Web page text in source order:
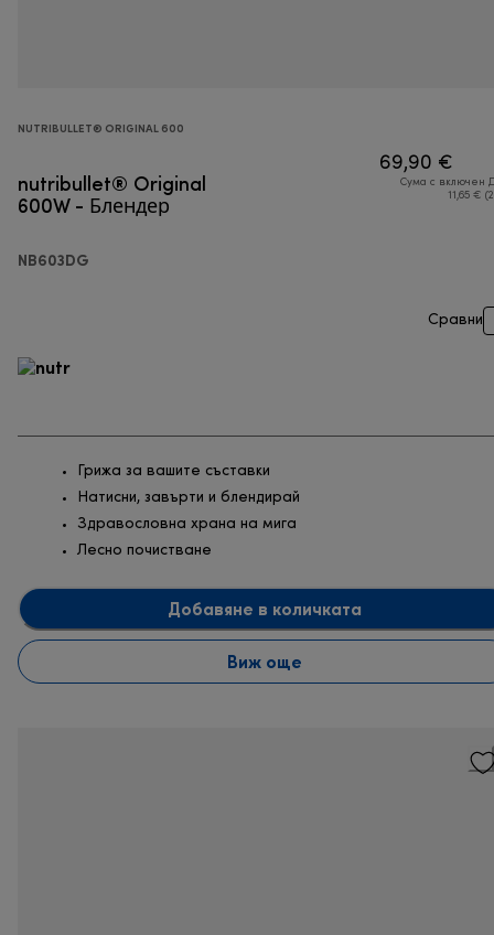
NUTRIBULLET® ORIGINAL 600
nutribullet® Original
600W - Блендер
NB603DG
69,90 €
Сума с включен
11,65 €
Сравни
Грижа за вашите съставки
Натисни, завърти и блендирай
Здравословна храна на мига
Лесно почистване
Добавяне в количката
Виж още